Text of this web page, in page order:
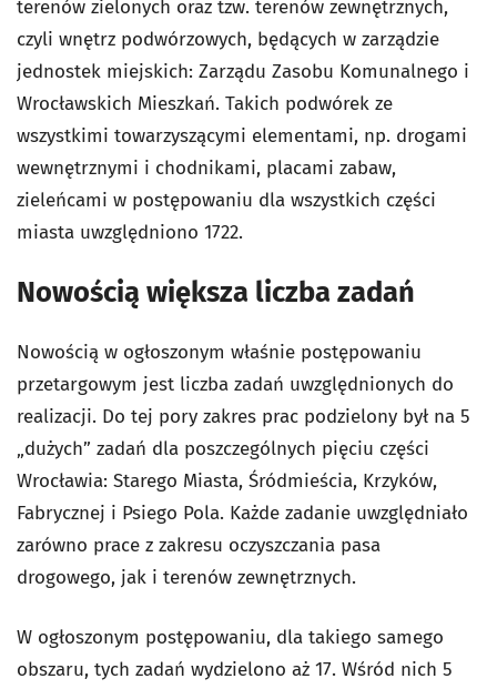
terenów zielonych oraz tzw. terenów zewnętrznych,
czyli wnętrz podwórzowych, będących w zarządzie
jednostek miejskich: Zarządu Zasobu Komunalnego i
Wrocławskich Mieszkań. Takich podwórek ze
wszystkimi towarzyszącymi elementami, np. drogami
wewnętrznymi i chodnikami, placami zabaw,
zieleńcami w postępowaniu dla wszystkich części
miasta uwzględniono 1722.
Nowością większa liczba zadań
Nowością w ogłoszonym właśnie postępowaniu
przetargowym jest liczba zadań uwzględnionych do
realizacji. Do tej pory zakres prac podzielony był na 5
„dużych” zadań dla poszczególnych pięciu części
Wrocławia: Starego Miasta, Śródmieścia, Krzyków,
Fabrycznej i Psiego Pola. Każde zadanie uwzględniało
zarówno prace z zakresu oczyszczania pasa
drogowego, jak i terenów zewnętrznych.
W ogłoszonym postępowaniu, dla takiego samego
obszaru, tych zadań wydzielono aż 17. Wśród nich 5